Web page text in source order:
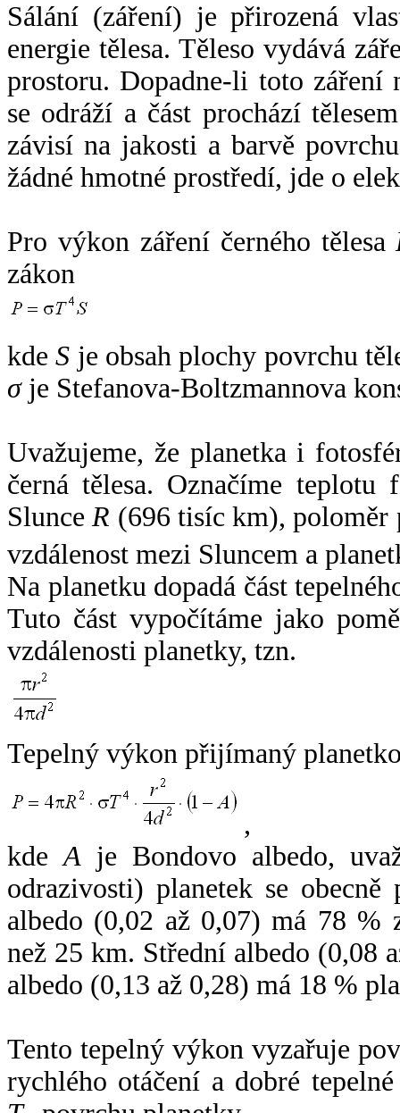
Sálání (záření) je přirozená
energie tělesa. Těleso vydává
prostoru. Dopadne-li toto záření
se odráží a část prochází
závisí na jakosti a barvě
žádné hmotné prostředí, jde o
Pro výkon záření černého tělesa
zákon
kdeS je obsah plochy povrchu
σje Stefanova-Boltzmannova
Uvažujeme, že planetka i
černá tělesa. Označíme
SlunceR (696 tisíc km),
vzdálenost mezi Sluncem a
Na planetku dopadá část
Tuto část vypočítáme jako
vzdálenosti planetky, tzn.
Tepelný výkon přijímaný
,
kdeA je Bondovo albedo,
odrazivosti) planetek se
albedo (0,02 až 0,07) má 78 %
než 25 km. Střední albedo (0,08
albedo (0,13 až 0,28) má 18 %
Tento tepelný výkon vyzařuje
rychlého otáčení a dobré